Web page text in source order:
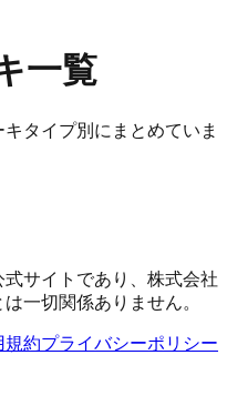
一覧
タイプ別にまとめていま
サイトであり、株式会社
一切関係ありません。
規約プライバシーポリシー